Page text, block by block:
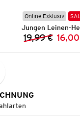
Online Exklusiv
Jungen Leinen-
19,99 €